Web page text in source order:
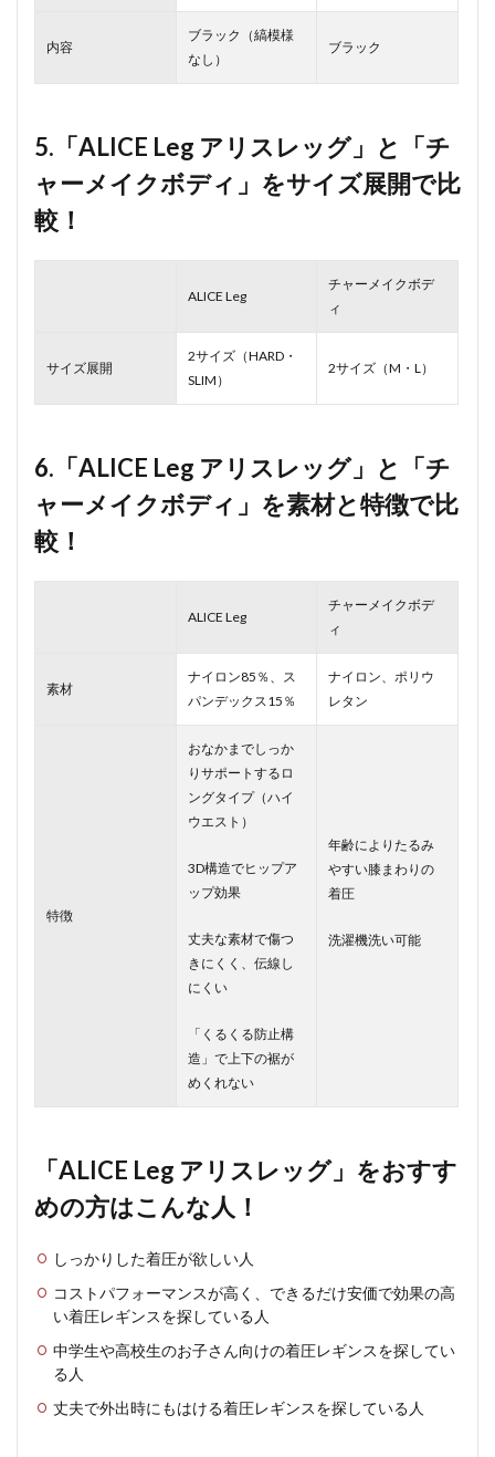
内容
ブラック（縞模様
なし）
ブラック
5.「ALICE Leg アリスレッグ」と「チ
ャーメイクボディ」をサイズ展開で比
較！
ALICE Leg
チャーメイクボデ
ィ
サイズ展開
2サイズ（HARD・
SLIM）
2サイズ（M・L）
6.「ALICE Leg アリスレッグ」と「チ
ャーメイクボディ」を素材と特徴で比
較！
ALICE Leg
チャーメイクボデ
ィ
素材
ナイロン85％、ス
パンデックス15％
ナイロン、ポリウ
レタン
特徴
おなかまでしっか
りサポートするロ
ングタイプ（ハイ
ウエスト）
3D構造でヒップア
ップ効果
丈夫な素材で傷つ
きにくく、伝線し
にくい
「くるくる防止構
造」で上下の裾が
めくれない
年齢によりたるみ
やすい膝まわりの
着圧
洗濯機洗い可能
「ALICE Leg アリスレッグ」をおすす
めの方はこんな人！
しっかりした着圧が欲しい人
コストパフォーマンスが高く、できるだけ安価で効果の高
い着圧レギンスを探している人
中学生や高校生のお子さん向けの着圧レギンスを探してい
る人
丈夫で外出時にもはける着圧レギンスを探している人